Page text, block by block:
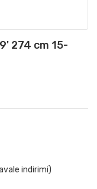
274 cm 15-
indirimi)